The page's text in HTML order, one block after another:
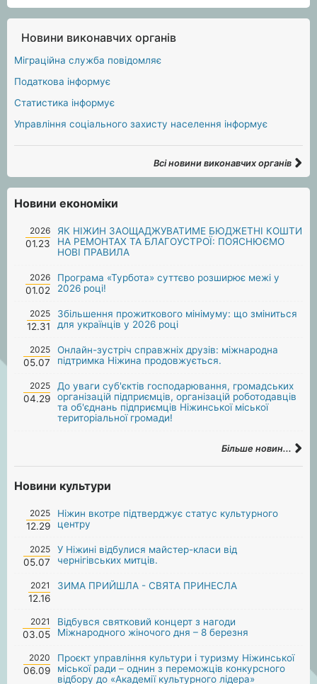
Новини виконавчих органів
Міграційна служба повідомляє
Податкова інформує
Статистика інформує
Управління соціального захисту населення інформує
Всі новини виконавчих органів
Новини економіки
2026
01.23
ЯК НІЖИН ЗАОЩАДЖУВАТИМЕ БЮДЖЕТНІ КОШТИ
НА РЕМОНТАХ ТА БЛАГОУСТРОЇ: ПОЯСНЮЄМО
НОВІ ПРАВИЛА
2026
01.02
Програма «Турбота» суттєво розширює межі у
2026 році!
2025
12.31
Збільшення прожиткового мінімуму: що зміниться
для українців у 2026 році
2025
05.07
Онлайн-зустріч справжніх друзів: міжнародна
підтримка Ніжина продовжується.
2025
04.29
До уваги суб'єктів господарювання, громадських
організацій підприємців, організацій роботодавців
та об'єднань підприємців Ніжинської міської
територіальної громади!
Більше новин...
Новини культури
2025
12.29
Ніжин вкотре підтверджує статус культурного
центру
2025
05.07
У Ніжині відбулися майстер-класи від
чернігівських митців.
2021
12.16
ЗИМА ПРИЙШЛА - СВЯТА ПРИНЕСЛА
2021
03.05
Відбувся святковий концерт з нагоди
Міжнародного жіночого дня – 8 березня
2020
06.09
Проєкт управління культури і туризму Ніжинської
міської ради – однин з переможців конкурсного
відбору до «Академії культурного лідера»